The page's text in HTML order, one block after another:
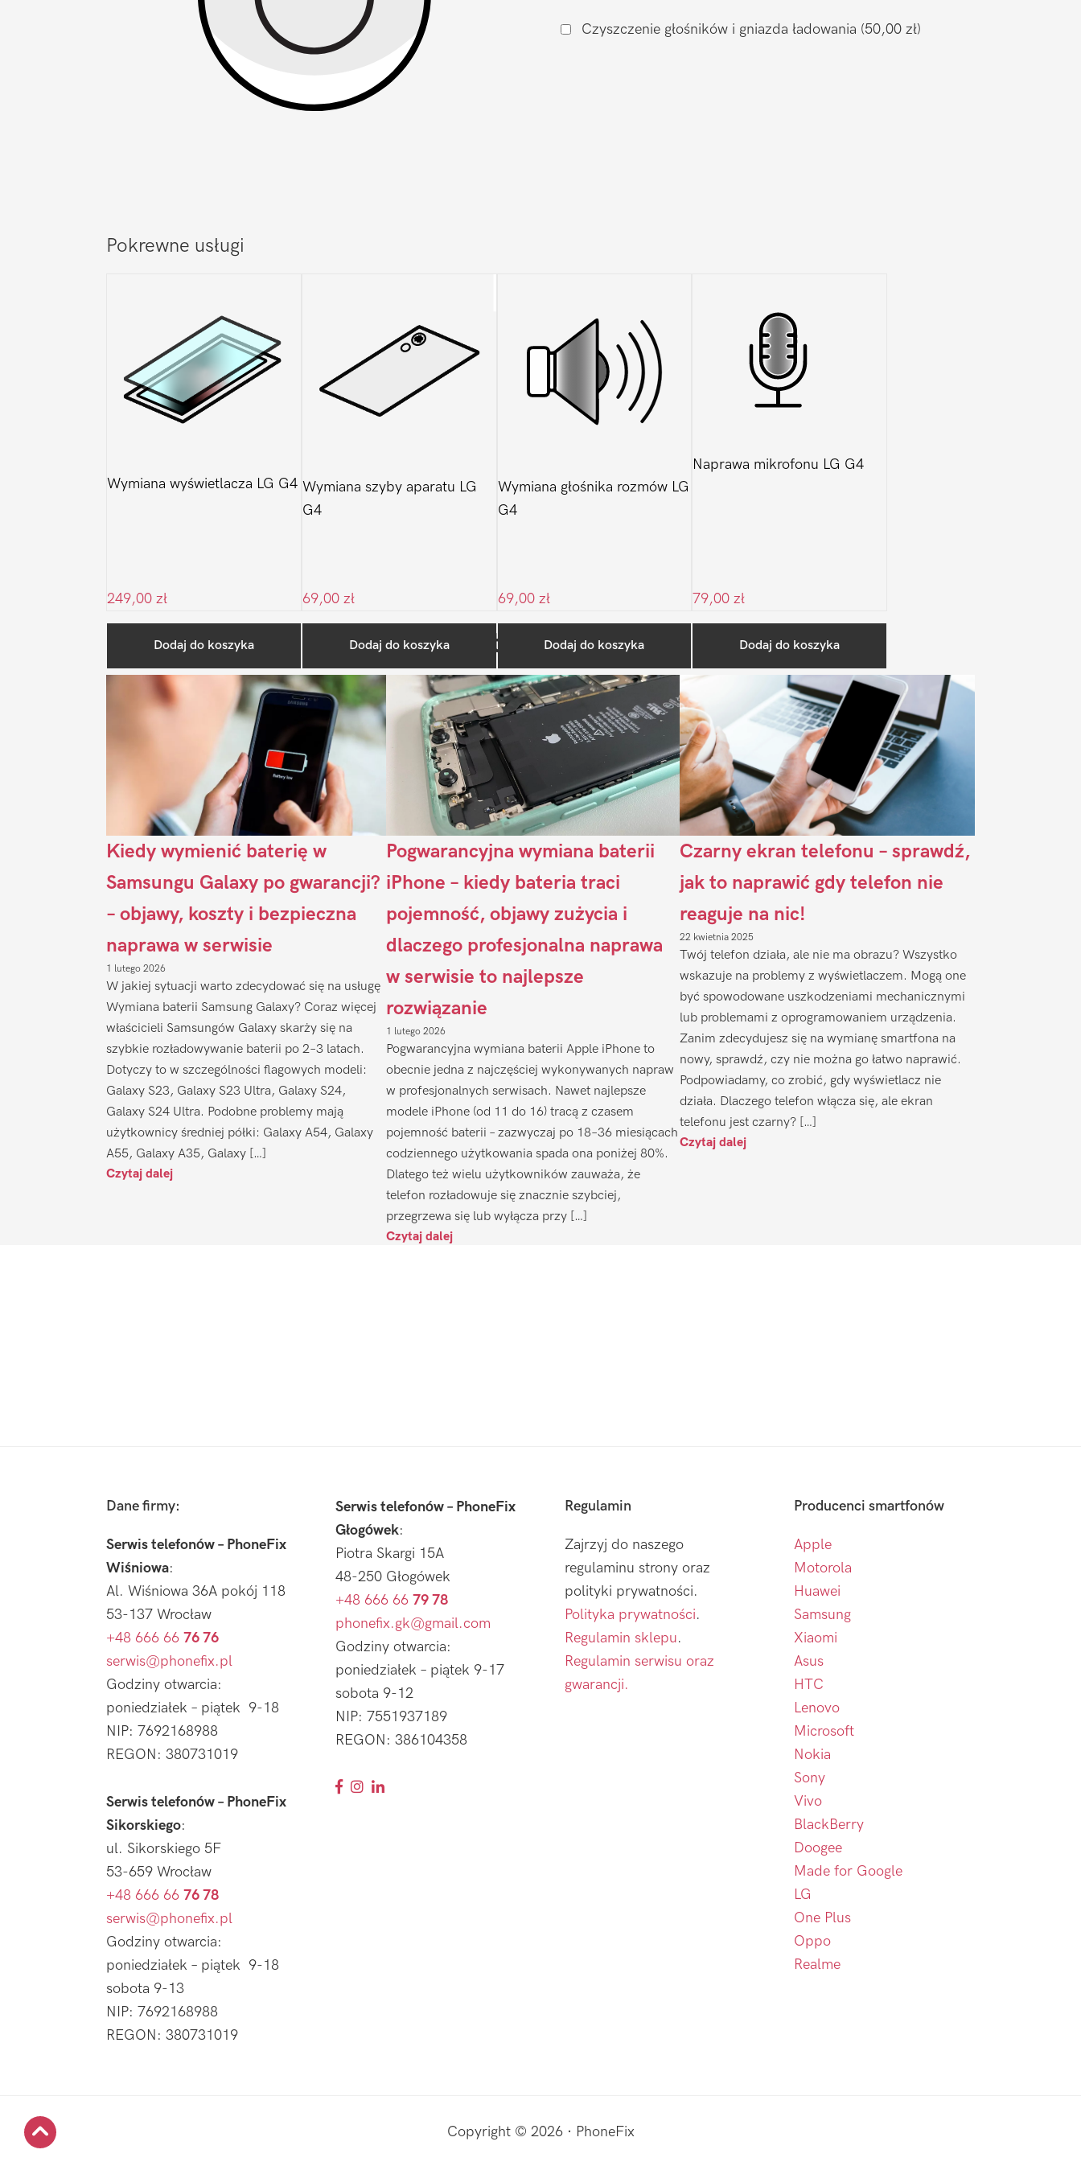
Czyszczenie głośników i gniazda ładowania (50,00 zł)
Pokrewne usługi
Wymiana wyświetlacza LG G4
249,00 zł
Dodaj do koszyka
Wymiana szyby aparatu LG
G4
69,00 zł
Dodaj do koszyka
Wymiana głośnika rozmów LG
G4
69,00 zł
Dodaj do koszyka
Naprawa mikrofonu LG G4
79,00zł
Dodaj do koszyka
Pierwszy
Sidebar
Ostatnio na blogu
Kiedy wymienić baterię w
Samsungu Galaxy po gwarancji?
– objawy, koszty i bezpieczna
naprawa w serwisie
1 lutego 2026
W jakiej sytuacji warto zdecydować się na usługę
Wymiana baterii Samsung Galaxy? Coraz więcej
właścicieli Samsungów Galaxy skarży się na
szybkie rozładowywanie baterii po 2–3 latach.
Dotyczy to w szczególności flagowych modeli:
Galaxy S23, Galaxy S23 Ultra, Galaxy S24,
Galaxy S24 Ultra. Podobne problemy mają
użytkownicy średniej półki: Galaxy A54, Galaxy
A55, Galaxy A35, Galaxy […]
Czytaj dalej
Pogwarancyjna wymiana baterii
iPhone – kiedy bateria traci
pojemność, objawy zużycia i
dlaczego profesjonalna naprawa
w serwisie to najlepsze
rozwiązanie
1 lutego 2026
Pogwarancyjna wymiana baterii Apple iPhone to
obecnie jedna z najczęściej wykonywanych napraw
w profesjonalnych serwisach. Nawet najlepsze
modele iPhone (od 11 do 16) tracą z czasem
pojemność baterii – zazwyczaj po 18–36 miesiącach
codziennego użytkowania spada ona poniżej 80%.
Dlatego też wielu użytkowników zauważa, że
telefon rozładowuje się znacznie szybciej,
przegrzewa się lub wyłącza przy […]
Czytaj dalej
Czarny ekran telefonu – sprawdź,
jak to naprawić gdy telefon nie
reaguje na nic!
22 kwietnia 2025
Twój telefon działa, ale nie ma obrazu? Wszystko
wskazuje na problemy z wyświetlaczem. Mogą one
być spowodowane uszkodzeniami mechanicznymi
lub problemami z oprogramowaniem urządzenia.
Zanim zdecydujesz się na wymianę smartfona na
nowy, sprawdź, czy nie można go łatwo naprawić.
Podpowiadamy, co zrobić, gdy wyświetlacz nie
działa. Dlaczego telefon włącza się, ale ekran
telefonu jest czarny? […]
Czytaj dalej
Dane firmy:
Serwis telefonów – PhoneFix
Wiśniowa:
Al. Wiśniowa 36A pokój 118
53-137 Wrocław
+48 666 66 76 76
serwis@phonefix.pl
Godziny otwarcia:
poniedziałek – piątek 9-18
NIP: 7692168988
REGON: 380731019
Serwis telefonów – PhoneFix
Sikorskiego:
ul. Sikorskiego 5F
53-659 Wrocław
+48 666 66 76 78
serwis@phonefix.pl
Godziny otwarcia:
poniedziałek – piątek 9-18
sobota 9-13
NIP: 7692168988
REGON: 380731019
Serwis telefonów – PhoneFix
Głogówek:
Piotra Skargi 15A
48-250 Głogówek
+48 666 66 79 78
phonefix.gk@gmail.com
Godziny otwarcia:
poniedziałek – piątek 9-17
sobota 9-12
NIP: 7551937189
REGON: 386104358
Regulamin
Zajrzyj do naszego
regulaminu strony oraz
polityki prywatności.
Polityka prywatności.
Regulamin sklepu.
Regulamin serwisu oraz
gwarancji.
Producenci smartfonów
Apple
Motorola
Huawei
Samsung
Xiaomi
Asus
HTC
Lenovo
Microsoft
Nokia
Sony
Vivo
BlackBerry
Doogee
Made for Google
LG
One Plus
Oppo
Realme
Copyright © 2026 · PhoneFix